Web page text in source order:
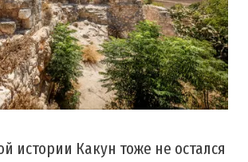
истории Какун тоже не остался